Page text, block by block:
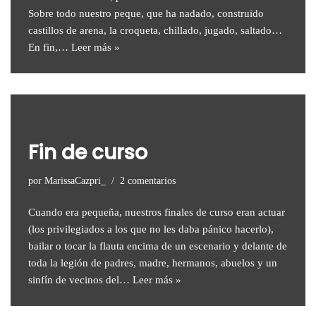
Sobre todo nuestro peque, que ha nadado, construido
castillos de arena, la croqueta, chillado, jugado, saltado…
En fin,… Leer más »
Fin de curso
por MarissaCazpri_ 2 comentarios
Cuando era pequeña, nuestros finales de curso eran actuar
(los privilegiados a los que no les daba pánico hacerlo),
bailar o tocar la flauta encima de un escenario y delante de
toda la legión de padres, madre, hermanos, abuelos y un
sinfín de vecinos del… Leer más »